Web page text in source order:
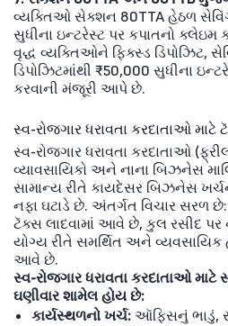
વ્યક્તિઓ સેક્શન 80TTA હેઠળ
સુધીના ઇન્ટરેસ્ટ પર કપાતનો
વૃદ્ધ વ્યક્તિઓને ફિક્સ્ડ ડિપોઝિટ,
ડિપોઝિટમાંથી ₹50,000 સુધીના
કરવાની મંજૂરી આપે છે.
સ્વ-રોજગાર ધરાવતા કરદાતાઓ
સ્વ-રોજગાર ધરાવતા કરદાતાઓ
વ્યાવસાયિકો અને નાના બિઝનેસ
સામાન્ય રીતે કાયદેસર બિઝનેસ
નફા ઘટાડે છે. અંતર્ગત વિચાર સરળ
ટૅક્સ લાદવામાં આવે છે, કુલ રસીદ પર
યોગ્ય રીતે સમર્થિત અને
આવે છે.
સ્વ-રોજગાર ધરાવતા કરદાતાઓ માટે
ઘણીવાર શામેલ હોય છે:
કાર્યસ્થળનો ખર્ચ: ઑફિસનું ભાડું,